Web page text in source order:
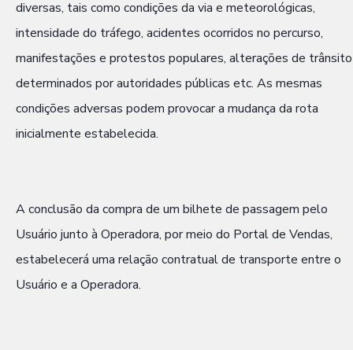
diversas, tais como condições da via e meteorológicas,
intensidade do tráfego, acidentes ocorridos no percurso,
manifestações e protestos populares, alterações de trânsito
determinados por autoridades públicas etc. As mesmas
condições adversas podem provocar a mudança da rota
inicialmente estabelecida.
A conclusão da compra de um bilhete de passagem pelo
Usuário junto à Operadora, por meio do Portal de Vendas,
estabelecerá uma relação contratual de transporte entre o
Usuário e a Operadora.